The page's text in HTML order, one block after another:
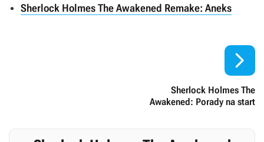
Sherlock Holmes The Awakened Remake: Aneks
Sherlock Holmes The
Awakened: Porady na start
